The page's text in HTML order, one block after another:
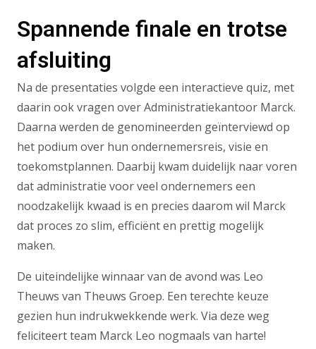
Spannende finale en trotse
afsluiting
Na de presentaties volgde een interactieve quiz, met
daarin ook vragen over Administratiekantoor Marck.
Daarna werden de genomineerden geïnterviewd op
het podium over hun ondernemersreis, visie en
toekomstplannen. Daarbij kwam duidelijk naar voren
dat administratie voor veel ondernemers een
noodzakelijk kwaad is en precies daarom wil Marck
dat proces zo slim, efficiënt en prettig mogelijk
maken.
De uiteindelijke winnaar van de avond was Leo
Theuws van Theuws Groep. Een terechte keuze
gezien hun indrukwekkende werk. Via deze weg
feliciteert team Marck Leo nogmaals van harte!